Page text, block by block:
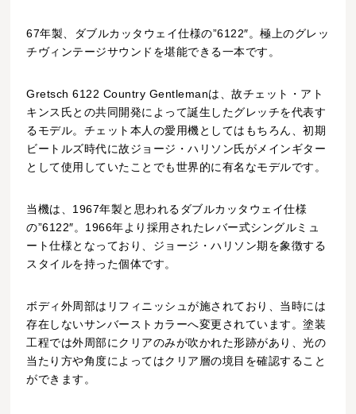
67年製、ダブルカッタウェイ仕様の”6122″。極上のグレッ
チヴィンテージサウンドを堪能できる一本です。
Gretsch 6122 Country Gentlemanは、故チェット・アト
キンス氏との共同開発によって誕生したグレッチを代表す
るモデル。チェット本人の愛用機としてはもちろん、初期
ビートルズ時代に故ジョージ・ハリソン氏がメインギター
として使用していたことでも世界的に有名なモデルです。
当機は、1967年製と思われるダブルカッタウェイ仕様
の”6122″。1966年より採用されたレバー式シングルミュ
ート仕様となっており、ジョージ・ハリソン期を象徴する
スタイルを持った個体です。
ボディ外周部はリフィニッシュが施されており、当時には
存在しないサンバーストカラーへ変更されています。塗装
工程では外周部にクリアのみが吹かれた形跡があり、光の
当たり方や角度によってはクリア層の境目を確認すること
ができます。